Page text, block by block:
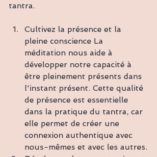
tantra.
Cultivez la présence et la
pleine conscience La
méditation nous aide à
développer notre capacité à
être pleinement présents dans
l'instant présent. Cette qualité
de présence est essentielle
dans la pratique du tantra, car
elle permet de créer une
connexion authentique avec
nous-mêmes et avec les autres.